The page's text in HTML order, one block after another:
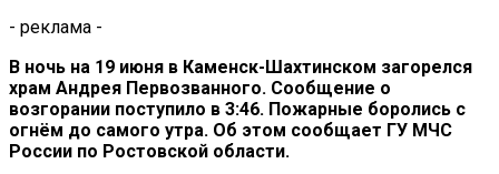
- реклама -
В ночь на 19 июня в Каменск-Шахтинском загорелся
храм Андрея Первозванного. Сообщение о
возгорании поступило в 3:46. Пожарные боролись с
огнём до самого утра. Об этом сообщает ГУ МЧС
России по Ростовской области.